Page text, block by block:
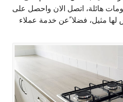
هائلة، اتصل الان واحصل على
مثيل، فضلا ًعن خدمة عملاء